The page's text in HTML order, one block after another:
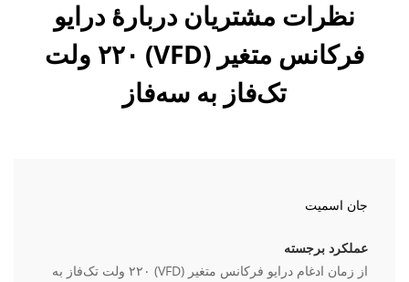
نظرات مشتریان دربارهٔ درایو
فرکانس متغیر (VFD) ۲۲۰ ولت
تک‌فاز به سه‌فاز
جان اسمیت
عملکرد برجسته
از زمان ادغام درایو فرکانس متغیر (VFD) ۲۲۰ ولت تک‌فاز به